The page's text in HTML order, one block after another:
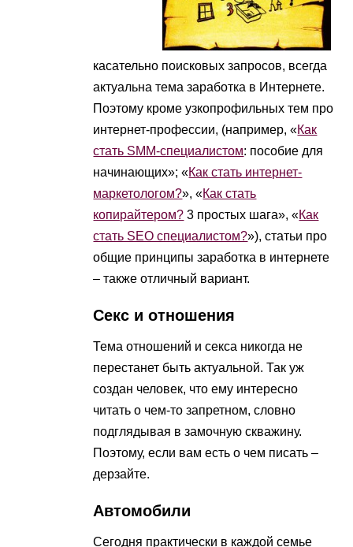
касательно поисковых запросов, всегда
актуальна тема заработка в Интернете.
Поэтому кроме узкопрофильных тем про
интернет-профессии, (например, «Как
стать SMM-специалистом: пособие для
начинающих»; «Как стать интернет-
маркетологом?», «Как стать
копирайтером? 3 простых шага», «Как
стать SEO специалистом?»), статьи про
общие принципы заработка в интернете
– также отличный вариант.
Секс и отношения
Тема отношений и секса никогда не
перестанет быть актуальной. Так уж
создан человек, что ему интересно
читать о чем-то запретном, словно
подглядывая в замочную скважину.
Поэтому, если вам есть о чем писать –
дерзайте.
Автомобили
Сегодня практически в каждой семье